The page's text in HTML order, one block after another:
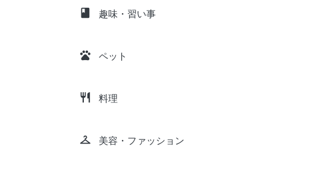
class 趣味・習い事
pets ペット
restaurant 料理
checkroom 美容・ファッション